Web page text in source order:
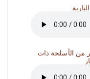
من الأسلحة ذات